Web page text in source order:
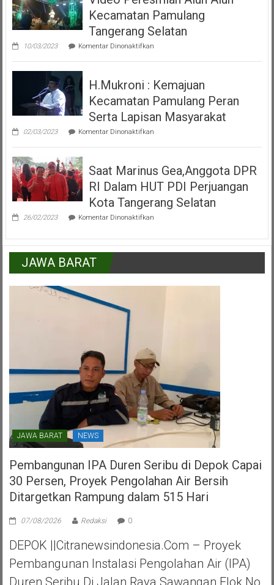
Acara
Misa
Inkulturasi
IKKSU
Pamulang
Kecamatan Pamulang
Tangerang Selatan
10/03/2023 Komentar Dinonaktifkanpada
Peresmian
Alun
Kecamatan
Pamulang
Tangerang
Selatan
H.Mukroni : Kemajuan
Kecamatan Pamulang Peran
Serta Lapisan Masyarakat
02/03/2023 Komentar Dinonaktifkanpada
:
Kecamatan
Pamulang
Peran
Lapisan
Masyarakat
Saat Marinus Gea,Anggota DPR
RI Dalam HUT PDI Perjuangan
Kota Tangerang Selatan
26/02/2023 Komentar Dinonaktifkanpada
Gea,Anggota
DPR
Dalam
JAWA BARAT
JAWA BARAT NEWS
Pembangunan IPA Duren Seribu di Depok Capai
30 Persen, Proyek Pengolahan Air Bersih
Ditargetkan Rampung dalam 515 Hari
07/08/2026 Redaksi 0
DEPOK ||Citranewsindonesia.com – Proyek
Pembangunan Instalasi Pengolahan Air (IPA)
Duren Seribu Di Jalan Raya Sawangan Elok No.